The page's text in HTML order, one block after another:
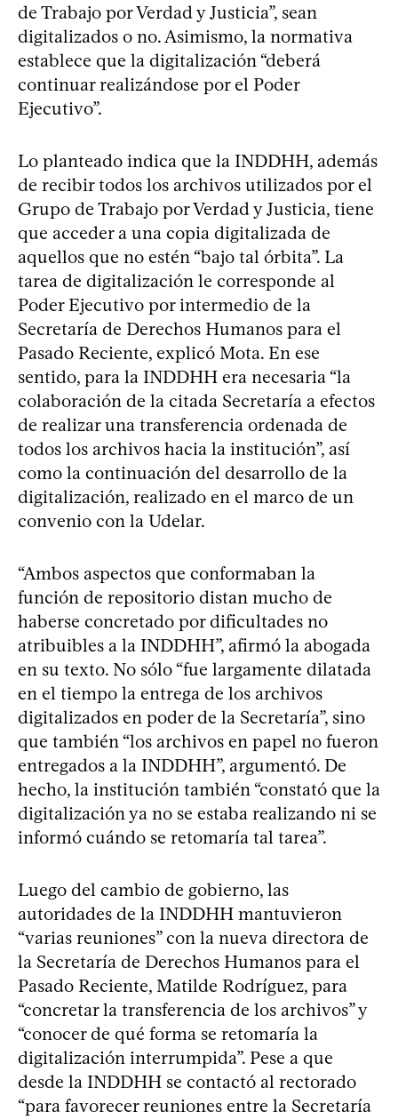
de Trabajo por Verdad y Justicia”, sean
digitalizados o no. Asimismo, la normativa
establece que la digitalización “deberá
continuar realizándose por el Poder
Ejecutivo”.
Lo planteado indica que la INDDHH, además
de recibir todos los archivos utilizados por el
Grupo de Trabajo por Verdad y Justicia, tiene
que acceder a una copia digitalizada de
aquellos que no estén “bajo tal órbita”. La
tarea de digitalización le corresponde al
Poder Ejecutivo por intermedio de la
Secretaría de Derechos Humanos para el
Pasado Reciente, explicó Mota. En ese
sentido, para la INDDHH era necesaria “la
colaboración de la citada Secretaría a efectos
de realizar una transferencia ordenada de
todos los archivos hacia la institución”, así
como la continuación del desarrollo de la
digitalización, realizado en el marco de un
convenio con la Udelar.
“Ambos aspectos que conformaban la
función de repositorio distan mucho de
haberse concretado por dificultades no
atribuibles a la INDDHH”, afirmó la abogada
en su texto. No sólo “fue largamente dilatada
en el tiempo la entrega de los archivos
digitalizados en poder de la Secretaría”, sino
que también “los archivos en papel no fueron
entregados a la INDDHH”, argumentó. De
hecho, la institución también “constató que la
digitalización ya no se estaba realizando ni se
informó cuándo se retomaría tal tarea”.
Luego del cambio de gobierno, las
autoridades de la INDDHH mantuvieron
“varias reuniones” con la nueva directora de
la Secretaría de Derechos Humanos para el
Pasado Reciente, Matilde Rodríguez, para
“concretar la transferencia de los archivos” y
“conocer de qué forma se retomaría la
digitalización interrumpida”. Pese a que
desde la INDDHH se contactó al rectorado
“para favorecer reuniones entre la Secretaría